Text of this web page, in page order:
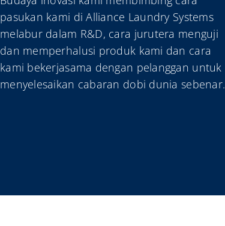
pasukan kami di Alliance Laundry Systems
melabur dalam R&D, cara jurutera menguji
dan memperhalusi produk kami dan cara
kami bekerjasama dengan pelanggan untuk
menyelesaikan cabaran dobi dunia sebenar.